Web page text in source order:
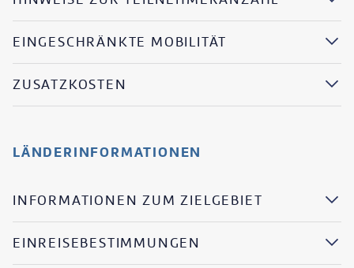
EINGESCHRÄNKTE MOBILITÄT
ZUSATZKOSTEN
LÄNDERINFORMATIONEN
INFORMATIONEN ZUM ZIELGEBIET
EINREISEBESTIMMUNGEN